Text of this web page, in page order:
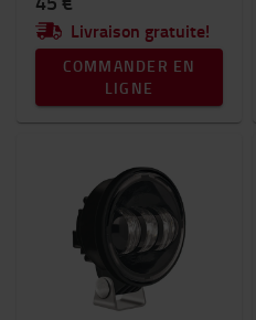
Livraison gratuite!
COMMANDER EN
LIGNE